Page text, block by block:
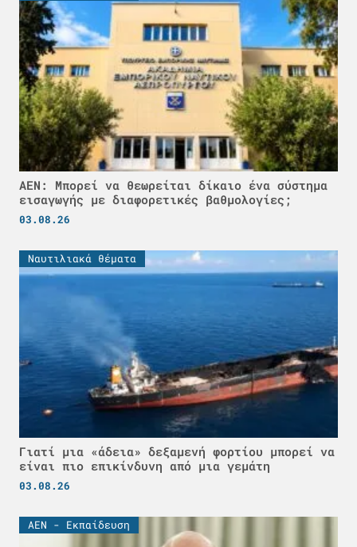
ΑΕΝ: Μπορεί να θεωρείται δίκαιο ένα σύστημα
εισαγωγής με διαφορετικές βαθμολογίες;
03.08.26
Ναυτιλιακά θέματα
Γιατί μια «άδεια» δεξαμενή φορτίου μπορεί να
είναι πιο επικίνδυνη από μια γεμάτη
03.08.26
ΑΕΝ - Εκπαίδευση